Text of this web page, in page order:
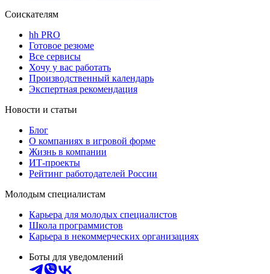
Соискателям
hh PRO
Готовое резюме
Все сервисы
Хочу у вас работать
Производственный календарь
Экспертная рекомендация
Новости и статьи
Блог
О компаниях в игровой форме
Жизнь в компании
ИТ-проекты
Рейтинг работодателей России
Молодым специалистам
Карьера для молодых специалистов
Школа программистов
Карьера в некоммерческих организациях
Боты для уведомлений